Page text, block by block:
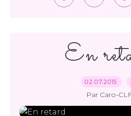
En
02.07.2015
Par Caro-